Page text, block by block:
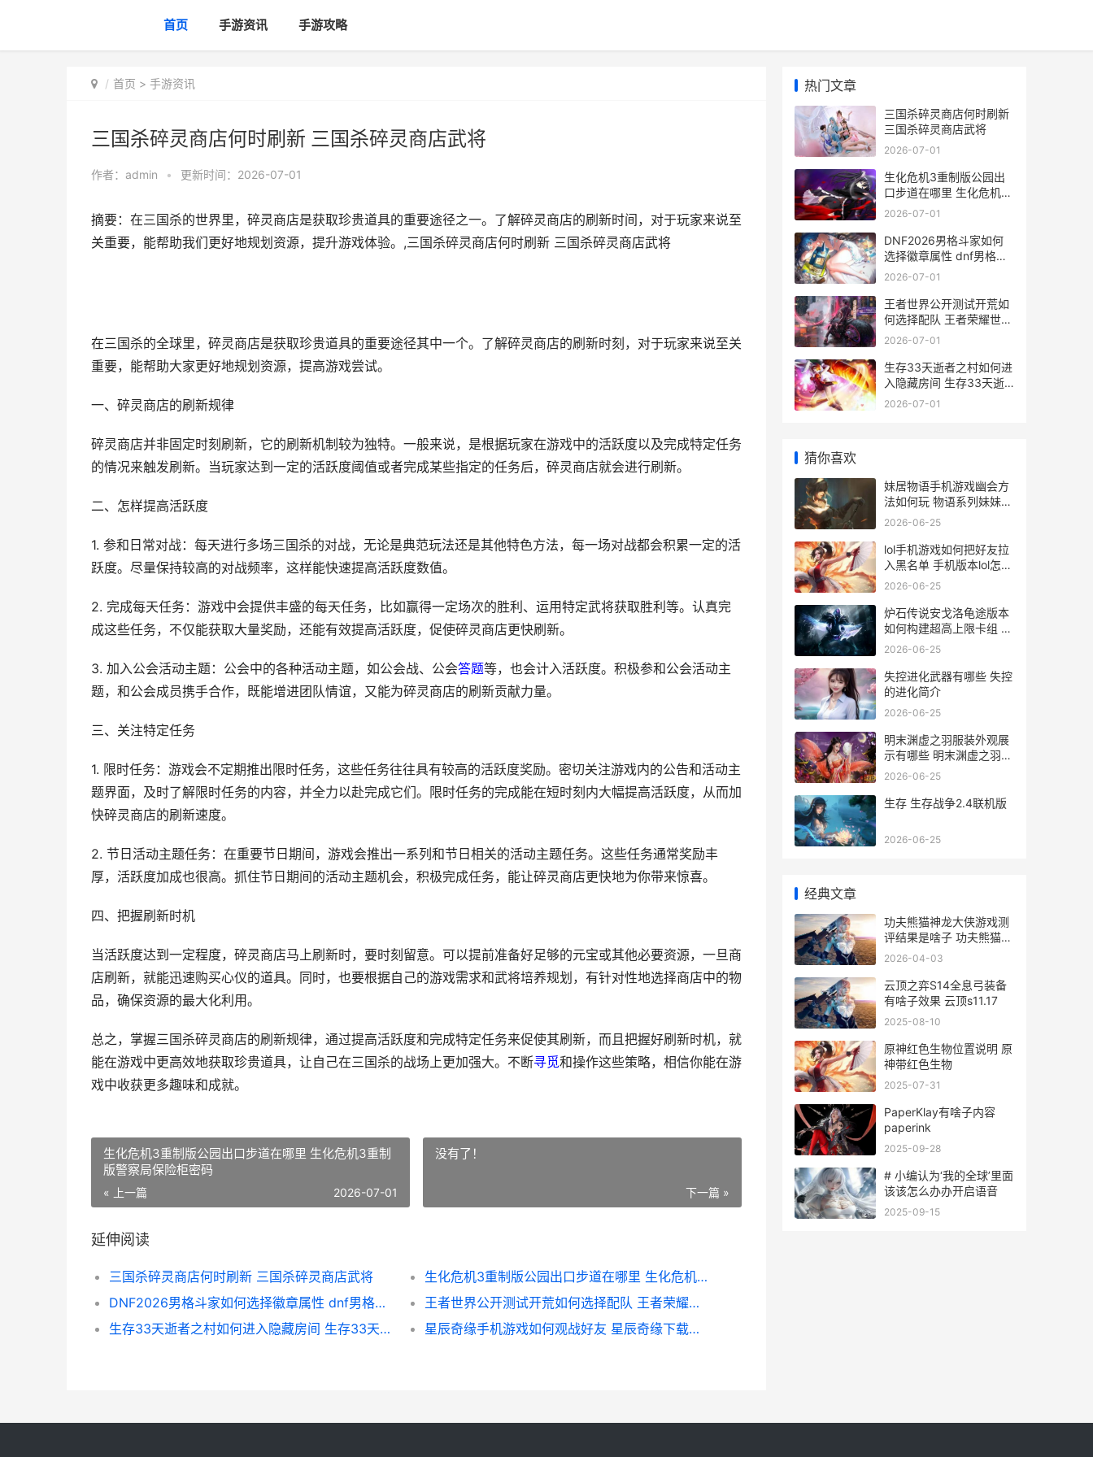
首页 手游资讯 手游攻略
首页 > 手游资讯
三国杀碎灵商店何时刷新 三国杀碎灵商店武将
作者： admin • 更新时间：2026-07-01
摘要：在三国杀的世界里，碎灵商店是获取珍贵道具的重要途径之一。了解碎灵商店的刷新时间，对于玩家来说至
关重要，能帮助我们更好地规划资源，提升游戏体验。,三国杀碎灵商店何时刷新 三国杀碎灵商店武将
在三国杀的全球里，碎灵商店是获取珍贵道具的重要途径其中一个。了解碎灵商店的刷新时刻，对于玩家来说至关
重要，能帮助大家更好地规划资源，提高游戏尝试。
一、碎灵商店的刷新规律
碎灵商店并非固定时刻刷新，它的刷新机制较为独特。一般来说，是根据玩家在游戏中的活跃度以及完成特定任务
的情况来触发刷新。当玩家达到一定的活跃度阈值或者完成某些指定的任务后，碎灵商店就会进行刷新。
二、怎样提高活跃度
1. 参和日常对战：每天进行多场三国杀的对战，无论是典范玩法还是其他特色方法，每一场对战都会积累一定的活
跃度。尽量保持较高的对战频率，这样能快速提高活跃度数值。
2. 完成每天任务：游戏中会提供丰盛的每天任务，比如赢得一定场次的胜利、运用特定武将获取胜利等。认真完
成这些任务，不仅能获取大量奖励，还能有效提高活跃度，促使碎灵商店更快刷新。
3. 加入公会活动主题：公会中的各种活动主题，如公会战、公会答题等，也会计入活跃度。积极参和公会活动主
题，和公会成员携手合作，既能增进团队情谊，又能为碎灵商店的刷新贡献力量。
三、关注特定任务
1. 限时任务：游戏会不定期推出限时任务，这些任务往往具有较高的活跃度奖励。密切关注游戏内的公告和活动主
题界面，及时了解限时任务的内容，并全力以赴完成它们。限时任务的完成能在短时刻内大幅提高活跃度，从而加
快碎灵商店的刷新速度。
2. 节日活动主题任务：在重要节日期间，游戏会推出一系列和节日相关的活动主题任务。这些任务通常奖励丰
厚，活跃度加成也很高。抓住节日期间的活动主题机会，积极完成任务，能让碎灵商店更快地为你带来惊喜。
四、把握刷新时机
当活跃度达到一定程度，碎灵商店马上刷新时，要时刻留意。可以提前准备好足够的元宝或其他必要资源，一旦商
店刷新，就能迅速购买心仪的道具。同时，也要根据自己的游戏需求和武将培养规划，有针对性地选择商店中的物
品，确保资源的最大化利用。
总之，掌握三国杀碎灵商店的刷新规律，通过提高活跃度和完成特定任务来促使其刷新，而且把握好刷新时机，就
能在游戏中更高效地获取珍贵道具，让自己在三国杀的战场上更加强大。不断寻觅和操作这些策略，相信你能在游
戏中收获更多趣味和成就。
生化危机3重制版公园出口步道在哪里 生化危机3重制
版警察局保险柜密码
« 上一篇 2026-07-01
没有了！
下一篇 »
延伸阅读
三国杀碎灵商店何时刷新 三国杀碎灵商店武将
生化危机3重制版公园出口步道在哪里 生化危机3重制版警察局保险柜密码
DNF2026男格斗家如何选择徽章属性 dnf男格斗家技能详解
王者世界公开测试开荒如何选择配队 王者荣耀世界公测
生存33天逝者之村如何进入隐藏房间 生存33天逝者之村最后一个宝箱
星辰奇缘手机游戏如何观战好友 星辰奇缘下载安装
热门文章
三国杀碎灵商店何时刷新
三国杀碎灵商店武将
2026-07-01
生化危机3重制版公园出
口步道在哪里 生化危机3
重制版警察局保险柜密码
2026-07-01
DNF2026男格斗家如何
选择徽章属性 dnf男格斗
家技能详解
2026-07-01
王者世界公开测试开荒如
何选择配队 王者荣耀世界
公测
2026-07-01
生存33天逝者之村如何进
入隐藏房间 生存33天逝
者之村最后一个宝箱
2026-07-01
猜你喜欢
妹居物语手机游戏幽会方
法如何玩 物语系列妹妹出
场
2026-06-25
lol手机游戏如何把好友拉
入黑名单 手机版本lol怎么
开始游戏啊
2026-06-25
炉石传说安戈洛龟途版本
如何构建超高上限卡组 炉
石传说安戈洛龟途成就攻
2026-06-25
失控进化武器有哪些 失控
的进化简介
2026-06-25
明末渊虚之羽服装外观展
示有哪些 明末渊虚之羽服
饰图片
2026-06-25
生存 生存战争2.4联机版
2026-06-25
经典文章
功夫熊猫神龙大侠游戏测
评结果是啥子 功夫熊猫神
龙大侠在线观看
2026-04-03
云顶之弈S14全息弓装备
有啥子效果 云顶s11.17
2025-08-10
原神红色生物位置说明 原
神带红色生物
2025-07-31
PaperKlay有啥子内容
paperink
2025-09-28
# 小编认为‘我的全球’里面
该该怎么办办开启语音
2025-09-15